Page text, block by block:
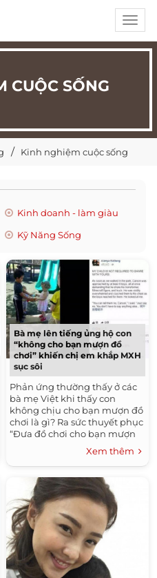
CUỘC SỐNG
Kinh nghiệm cuộc sống
Kinh doanh - làm giàu
Kỹ Năng Sống
Bà mẹ lên tiếng ủng hộ con
“không cho bạn mượn đồ
chơi” khiến chị em khắp MXH
sục sôi
Phản ứng thường thấy ở các
bà mẹ Việt khi thấy con
không chịu cho bạn mượn đồ
chơi là gì? Ra sức thuyết phục
“Đưa đồ chơi cho bạn mượn
một chút đi con!”, mắng con
Xem thêm